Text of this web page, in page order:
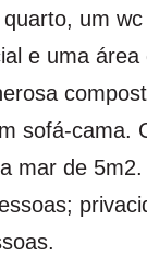
quarto, um
e uma área
sofá-cama.
mar de